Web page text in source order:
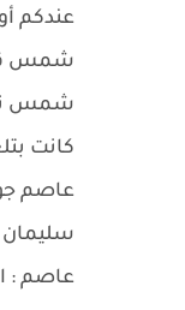
عندكم
شمس
شمس
كانت
عاصم
عاصم :